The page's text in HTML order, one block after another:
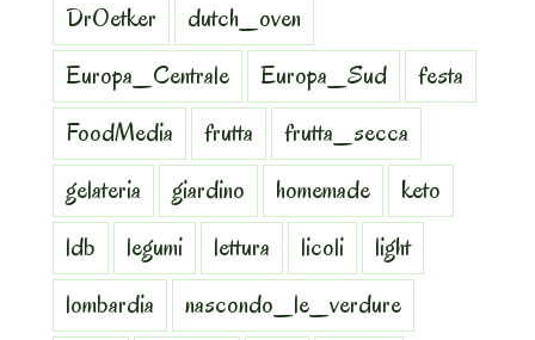
DrOetker
dutch_oven
Europa_Centrale
Europa_Sud
festa
FoodMedia
frutta
frutta_secca
gelateria
giardino homemade
keto
ldb
legumi lettura licoli
light
lombardia
nascondo_le_verdure